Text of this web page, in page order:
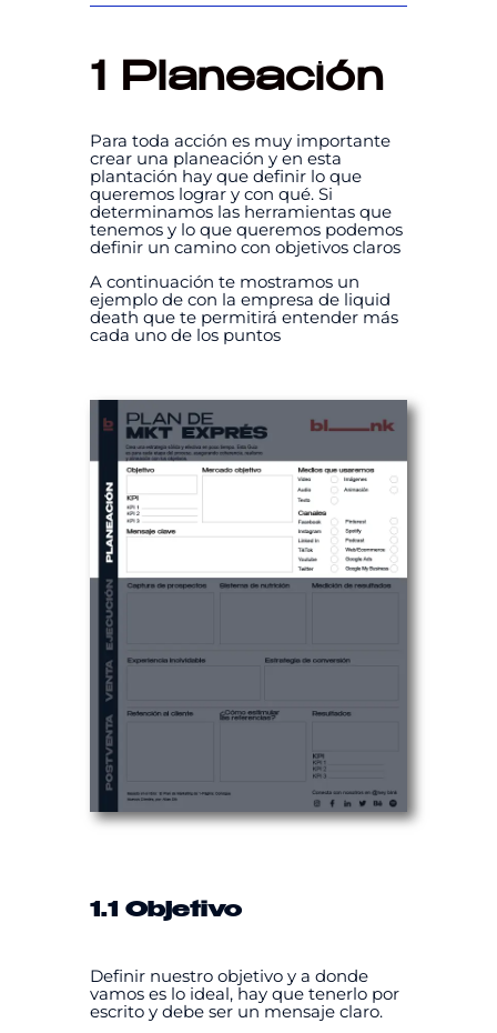
1 Planeación
Para toda acción es muy importante
crear una planeación y en esta
plantación hay que definir lo que
queremos lograr y con qué. Si
determinamos las herramientas que
tenemos y lo que queremos podemos
definir un camino con objetivos claros
A continuación te mostramos un
ejemplo de con la empresa de liquid
death que te permitirá entender más
cada uno de los puntos
1.1 Objetivo
Definir nuestro objetivo y a donde
vamos es lo ideal, hay que tenerlo por
escrito y debe ser un mensaje claro.